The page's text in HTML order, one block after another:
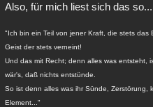
Also, für mich liest sich das
"Ich bin ein Teil von jener Kraft, die stets
Geist der stets verneint!
Und das mit Recht; denn alles was entsteht,
wär's, daß nichts entstünde.
So ist denn alles was ihr Sünde, Zerstörung,
Element..."